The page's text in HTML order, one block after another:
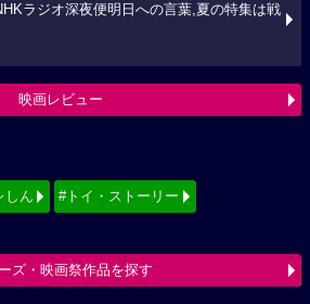
ラジオ深夜便明日への言葉,夏の特集は戦
映画レビュー
しん #トイ・ストーリー
ズ・映画祭作品を探す